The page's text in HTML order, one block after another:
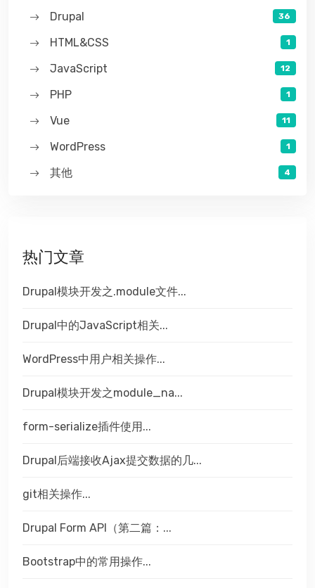
Drupal 36
HTML&CSS 1
JavaScript 12
PHP 1
Vue 11
WordPress 1
其他 4
热门文章
Drupal模块开发之.module文件...
Drupal中的JavaScript相关...
WordPress中用户相关操作...
Drupal模块开发之module_na...
form-serialize插件使用...
Drupal后端接收Ajax提交数据的几...
git相关操作...
Drupal Form API（第二篇：...
Bootstrap中的常用操作...